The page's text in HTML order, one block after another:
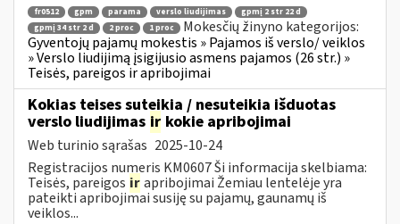
fr0512 gpm parama verslo liudijimas
gpmį 2 str 22 d
gpmį 34 str 2 d
2 proc 1 proc
Mokesčių žinyno kategorijos:
Gyventojų pajamų mokestis » Pajamos iš verslo/ veiklos
» Verslo liudijimą įsigijusio asmens pajamos (26 str.) »
Teisės, pareigos ir apribojimai
Kokias teises suteikia / nesuteikia išduotas
verslo liudijimas ir kokie apribojimai
Web turinio sąrašas 2025-10-24
Registracijos numeris KM0607 Ši informacija skelbiama:
Teisės, pareigos irapribojimai Žemiau lentelėje yra
pateikti apribojimai susiję su pajamų, gaunamų iš
veiklos...